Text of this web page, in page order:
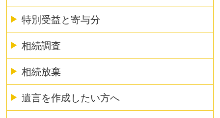
特別受益と寄与分
相続調査
相続放棄
遺言を作成したい方へ